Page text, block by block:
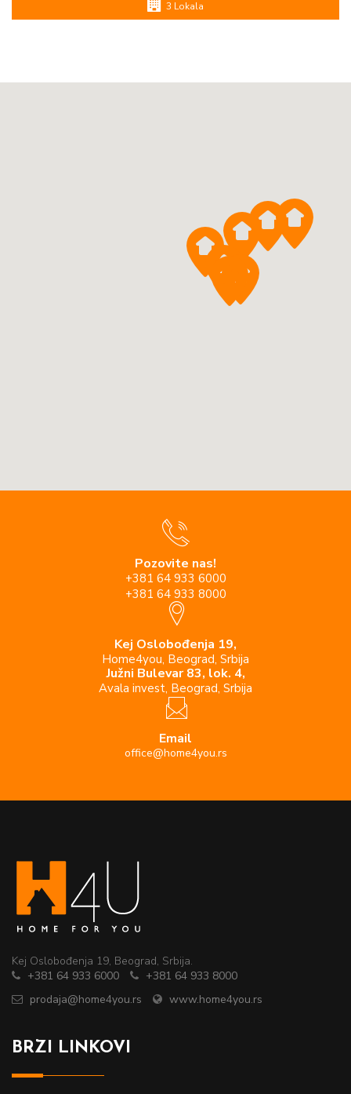
3 Lokala
Pozovite nas!
+381 64 933 6000
+381 64 933 8000
Kej Oslobođenja 19,
Home4you, Beograd, Srbija
Južni Bulevar 83, lok. 4,
Avala invest, Beograd, Srbija
Email
office@home4you.rs
Kej Oslobođenja 19, Beograd, Srbija.
+381 64 933 6000
+381 64 933 8000
prodaja@home4you.rs
www.home4you.rs
BRZI LINKOVI